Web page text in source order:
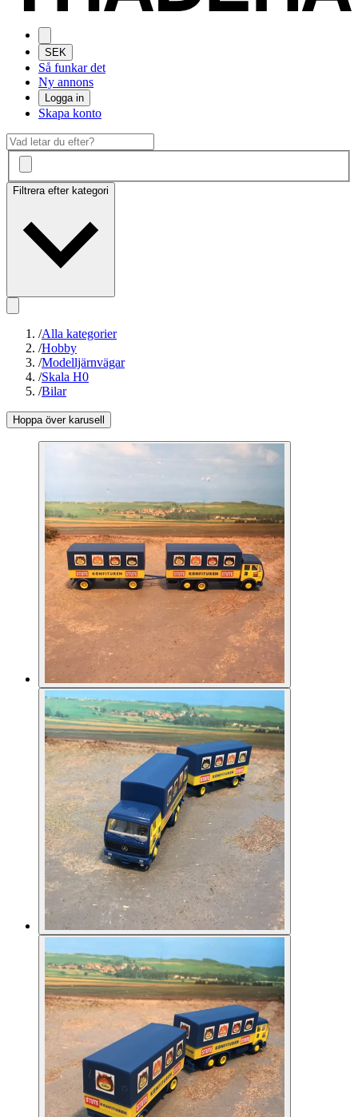
SEK
Så funkar det
Ny annons
Logga in
Skapa konto
Filtrera efter kategori
/Alla kategorier
/Hobby
/Modelljärnvägar
/Skala H0
/Bilar
Hoppa över karusell